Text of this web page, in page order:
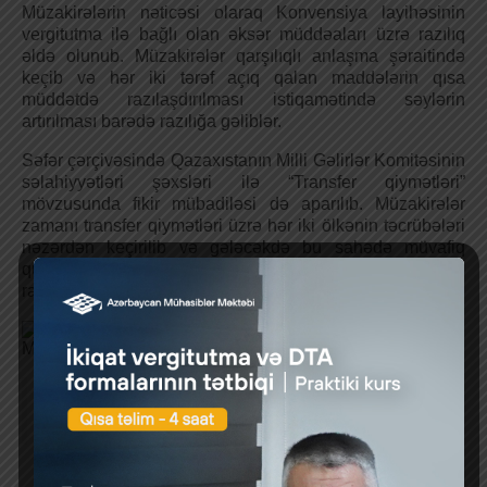
Müzakirələrin nəticəsi olaraq Konvensiya layihəsinin
vergitutma ilə bağlı olan əksər müddəaları üzrə razılıq
əldə olunub. Müzakirələr qarşılıqlı anlaşma şəraitində
keçib və hər iki tərəf açıq qalan maddələrin qısa
müddətdə razılaşdırılması istiqamətində səylərin
artırılması barədə razılığa gəliblər.
Səfər çərçivəsində Qazaxıstanın Milli Gəlirlər Komitəsinin
səlahiyyətləri şəxsləri ilə “Transfer qiymətləri”
mövzusunda fikir mübadiləsi də aparılıb. Müzakirələr
zamanı transfer qiymətləri üzrə hər iki ölkənin təcrübələri
nəzərdən keçirilib və gələcəkdə bu sahədə müvafiq
qurumlar arasında əməkdaşlığın gücləndirilməsi
razılaşdırılıb.
Mənbə: vergiler.az
Azərbaycanda əlavə dəyər vergisi üzrə
proqnoz 10 %-dən çox artırılır